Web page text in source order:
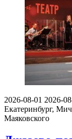
2026-08-01 2026-
Екатеринбург,
Маяковского